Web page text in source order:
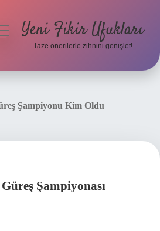
Yeni Fikir Ufukları
Taze önerilerle zihnini genişlet!
Şampiyonu Kim Oldu
Şampiyonası